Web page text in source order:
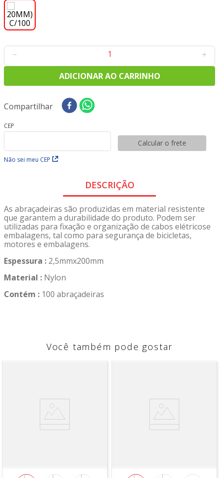
＋
－
ADICIONAR AO CARRINHO
Compartilhar
CEP
Não sei meu CEP
Calcular o frete
DESCRIÇÃO
As abraçadeiras são produzidas em material resistente
que garantem a durabilidade do produto. Podem ser
utilizadas para fixação e organização de cabos elétricose
embalagens, tal como para segurança de bicicletas,
motores e embalagens.
Espessura : 2,5mmx200mm
Material : Nylon
Contém : 100 abraçadeiras
Você também pode gostar
8
tricoline digital
9º
tecido oxford